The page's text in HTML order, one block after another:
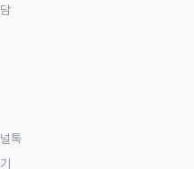
톡